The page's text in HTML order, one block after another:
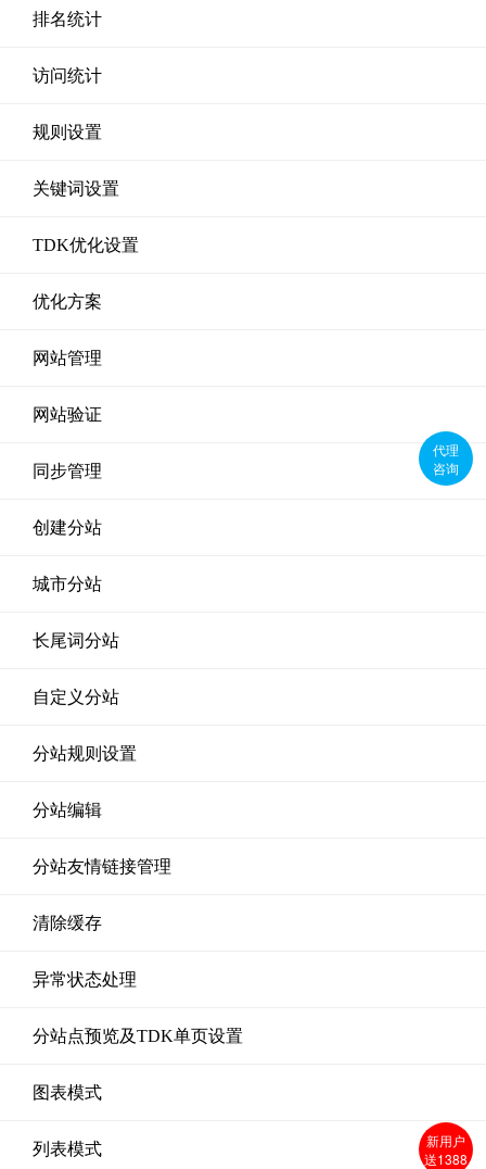
排名统计
访问统计
规则设置
关键词设置
TDK优化设置
优化方案
网站管理
网站验证
同步管理
创建分站
城市分站
长尾词分站
自定义分站
分站规则设置
分站编辑
分站友情链接管理
清除缓存
异常状态处理
分站点预览及TDK单页设置
图表模式
列表模式
代理
咨询
新用户
送1388